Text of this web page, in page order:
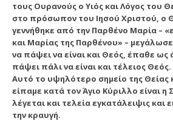
τους Ουρανούς ο Υιός και Λόγος του
στο πρόσωπον του Ιησού Χριστού, ο
γεννήθηκε από την Παρθένο Μαρία –
και Μαρίας της Παρθένου» –
να πάψει να είναι και Θεός, έπαθε
πάψει πάλι να είναι και τέλειος Θεός.
Αυτό το υψηλότερο σημείο της
είπαμε κατά τον Άγιο Κύριλλο είναι η
λέγεται και τελεία εγκατάλειψις
την κραυγή.